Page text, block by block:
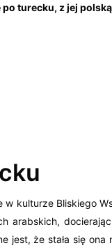
turecku, z jej
kulturze Bliskiego
arabskich,
jest, że stała się